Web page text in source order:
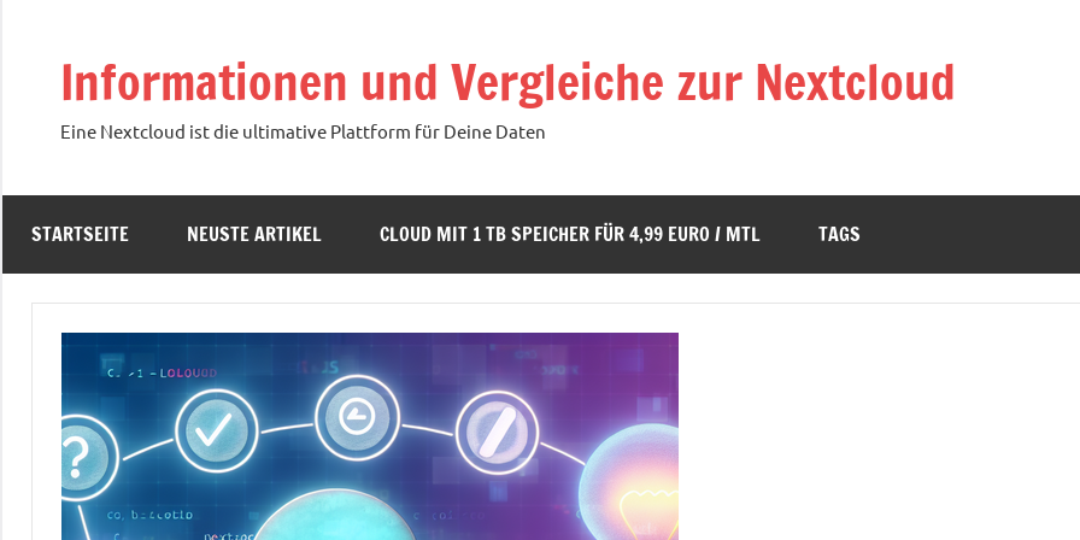
Informationen und Vergleiche zur Nextcloud
Eine Nextcloud ist die ultimative Plattform für Deine Daten
STARTSEITE NEUSTE ARTIKEL CLOUD MIT 1 TB SPEICHER FÜR 4,99 EURO / MTL TAGS